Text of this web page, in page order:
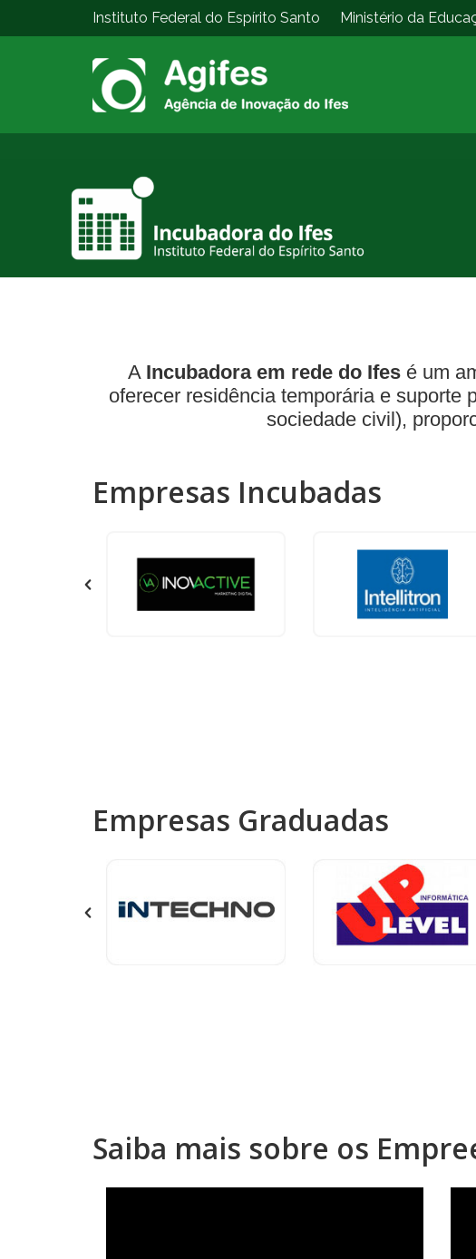
Instituto Federal do Espírito Santo Ministério da
A Incubadora em rede do Ifesé um
oferecer residência temporária e suporte
sociedade civil),
Empresas Incubadas
Empresas Graduadas
Saiba mais sobre os